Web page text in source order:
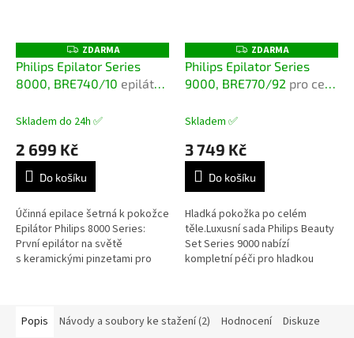
Z
D
A
R
ZDARMA
Philips Epilator Series
8000, BRE740/10 epilátor
s nástavcem na pedikúru
Skladem do 24h ✅
2 699 Kč
Do košíku
Účinná epilace šetrná k pokožce
Epilátor Philips 8000 Series:
První epilátor na světě
s keramickými pinzetami pro
Z
D
A
R
ZDARMA
Philips Epilator Series
9000, BRE770/92 pro celé
Skladem ✅
3 749 Kč
Do košíku
Hladká pokožka po celém
těle.Luxusní sada Philips Beauty
Set Series 9000 nabízí
kompletní péči pro hladkou
Popis Návody a soubory ke stažení (2) Hodnocení Diskuze